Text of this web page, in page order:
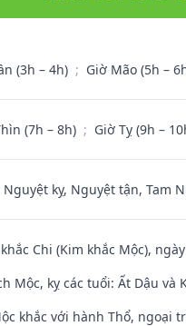
(3h – 4h) ; Giờ Mão (5h –
(7h – 8h) ; Giờ Tỵ (9h –
kỵ, Nguyệt tận, Tam
Chi (Kim khắc Mộc),
Mộc, kỵ các tuổi: Ất Dậu và
khắc với hành Thổ, ngoại